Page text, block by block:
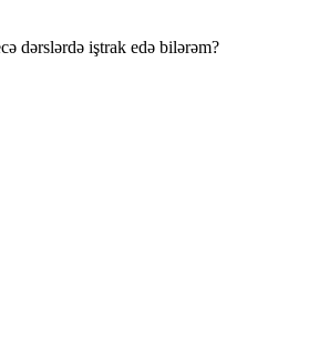
dərslərdə iştrak edə bilərəm?